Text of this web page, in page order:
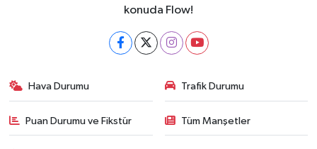
konuda Flow!
Hava Durumu Trafik Durumu
Puan Durumu ve Fikstür Tüm Manşetler